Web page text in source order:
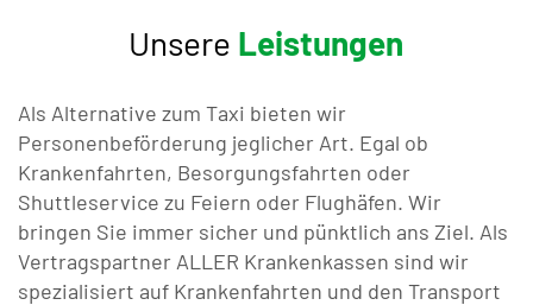
Unsere Leistungen
Als Alternative zum Taxi bieten wir
Personenbeförderung jeglicher Art. Egal ob
Krankenfahrten, Besorgungsfahrten oder
Shuttleservice zu Feiern oder Flughäfen. Wir
bringen Sie immer sicher und pünktlich ans Ziel. Als
Vertragspartner ALLER Krankenkassen sind wir
spezialisiert auf Krankenfahrten und den Transport